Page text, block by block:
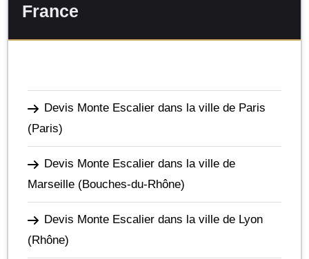
France
Devis Monte Escalier dans la ville de Paris
(Paris)
Devis Monte Escalier dans la ville de
Marseille (Bouches-du-Rhône)
Devis Monte Escalier dans la ville de Lyon
(Rhône)